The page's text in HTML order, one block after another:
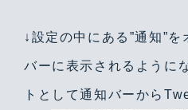
↓設定の中にある”通知”
バーに表示されるように
トとして通知バーから